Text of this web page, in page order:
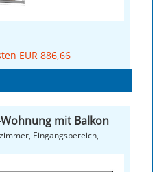
EUR 886,66
mit Balkon